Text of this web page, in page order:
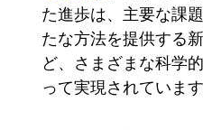
た進歩は、主要な課
たな方法を提供する
ど、さまざまな科学
って実現されています